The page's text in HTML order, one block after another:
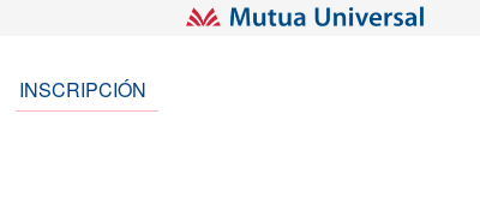
INSCRIPCIÓN